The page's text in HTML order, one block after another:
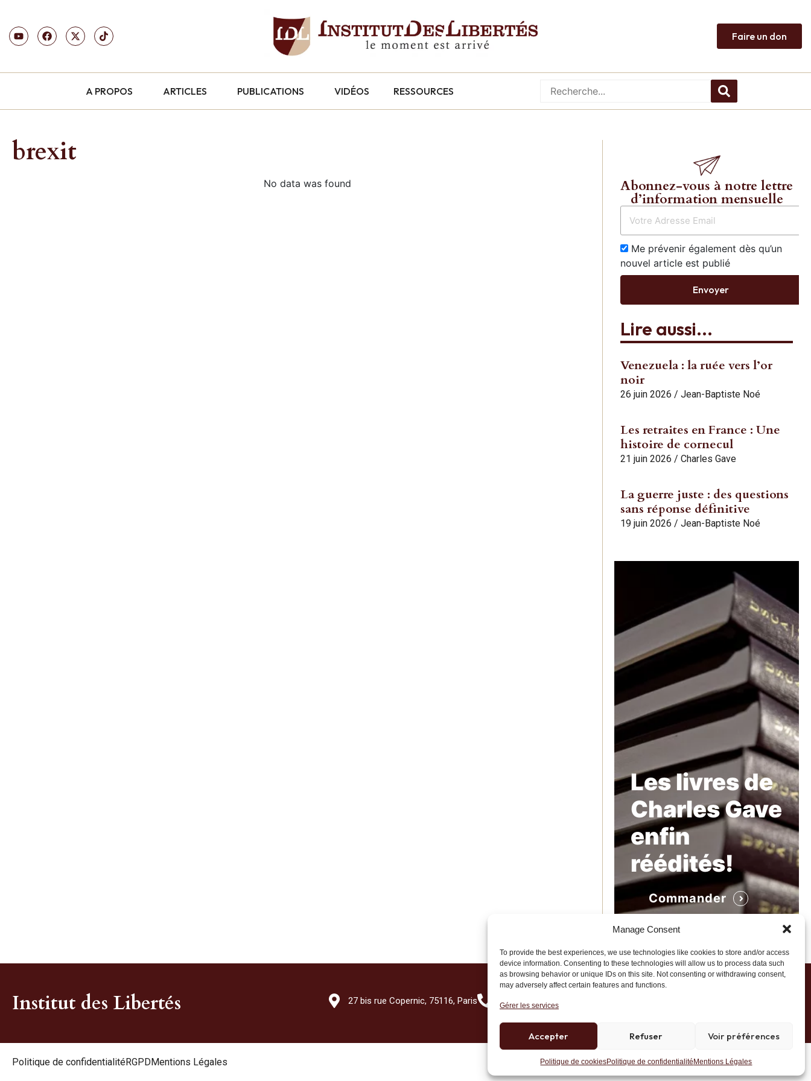
Manage Consent
To provide the best experiences, we use technologies like cookies to store and/or access
device information. Consenting to these technologies will allow us to process data such
as browsing behavior or unique IDs on this site. Not consenting or withdrawing consent,
may adversely affect certain features and functions.
Gérer les services
Accepter Refuser Voir préférences
Politique de cookiesPolitique de confidentialité Mentions Légales
Faire un don
A PROPOS ARTICLES PUBLICATIONS VIDÉOS RESSOURCES
brexit
No data was found Abonnez-vous à notre lettre
d’information mensuelle
Me prévenir également dès qu’un
nouvel article est publié
Envoyer
Lire aussi...
Venezuela : la ruée vers l’or
noir
26 juin 2026 / Jean-Baptiste Noé
Les retraites en France : Une
histoire de cornecul
21 juin 2026 / Charles Gave
La guerre juste : des questions
sans réponse définitive
19 juin 2026 / Jean-Baptiste Noé
Les livres de
Charles Gave
enfin
réédités!
Commander
Institut des Libertés 27 bis rue Copernic, 75116, Paris +33 (0)1 71 20 45 39
Politique de confidentialitéRGPDMentions Légales Site développé par AK Web Solutions